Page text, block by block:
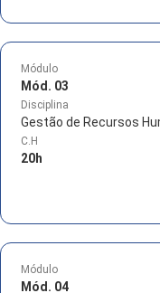
Módulo
Mód. 03
Disciplina
Gestão de Recursos
C.H
20h
Módulo
Mód. 04